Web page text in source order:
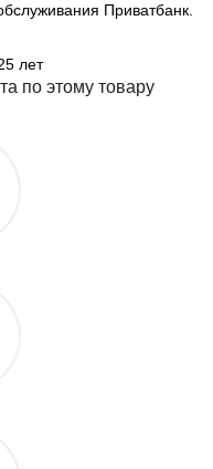
Приватбанк.
лет
по этому товару